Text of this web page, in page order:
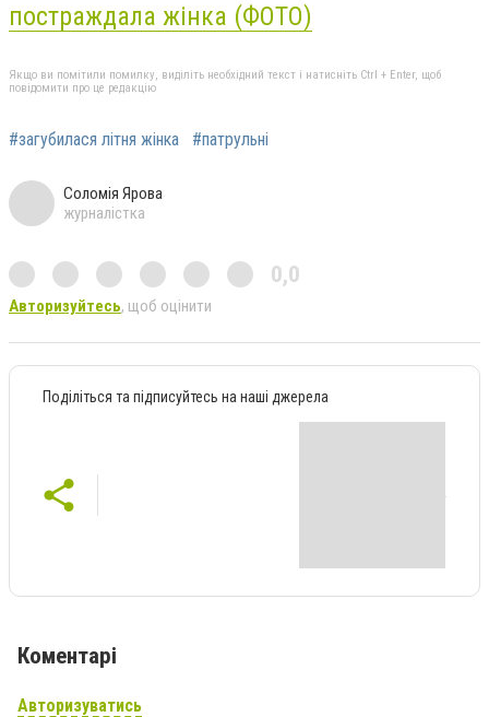
постраждала жінка (ФОТО)
Якщо ви помітили помилку, виділіть необхідний текст і натисніть Ctrl + Enter, щоб
повідомити про це редакцію
#загубилася літня жінка #патрульні
Соломія Ярова
журналістка
0,0
Авторизуйтесь, щоб оцінити
Поділіться та підписуйтесь на наші джерела
Коментарі
Авторизуватись